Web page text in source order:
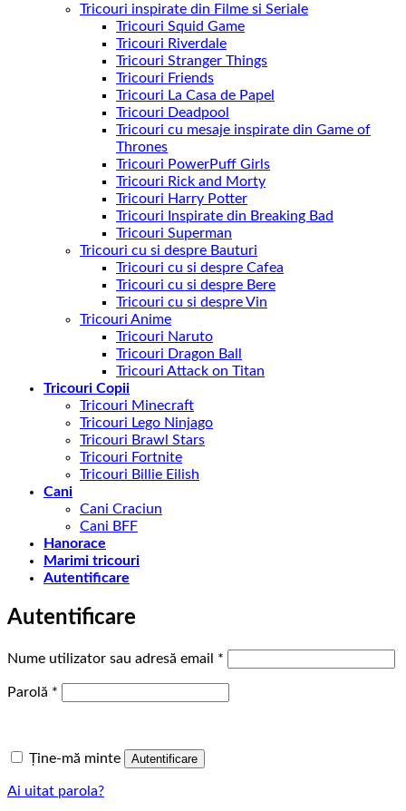
Tricouri inspirate din Filme si Seriale
Tricouri Squid Game
Tricouri Riverdale
Tricouri Stranger Things
Tricouri Friends
Tricouri La Casa de Papel
Tricouri Deadpool
Tricouri cu mesaje inspirate din Game of
Thrones
Tricouri PowerPuff Girls
Tricouri Rick and Morty
Tricouri Harry Potter
Tricouri Inspirate din Breaking Bad
Tricouri Superman
Tricouri cu si despre Bauturi
Tricouri cu si despre Cafea
Tricouri cu si despre Bere
Tricouri cu si despre Vin
Tricouri Anime
Tricouri Naruto
Tricouri Dragon Ball
Tricouri Attack on Titan
Tricouri Copii
Tricouri Minecraft
Tricouri Lego Ninjago
Tricouri Brawl Stars
Tricouri Fortnite
Tricouri Billie Eilish
Cani
Cani Craciun
Cani BFF
Hanorace
Marimi tricouri
Autentificare
Autentificare
Nume utilizator sau adresă email *
Parolă *
Ține-mă minte Autentificare
Ai uitat parola?